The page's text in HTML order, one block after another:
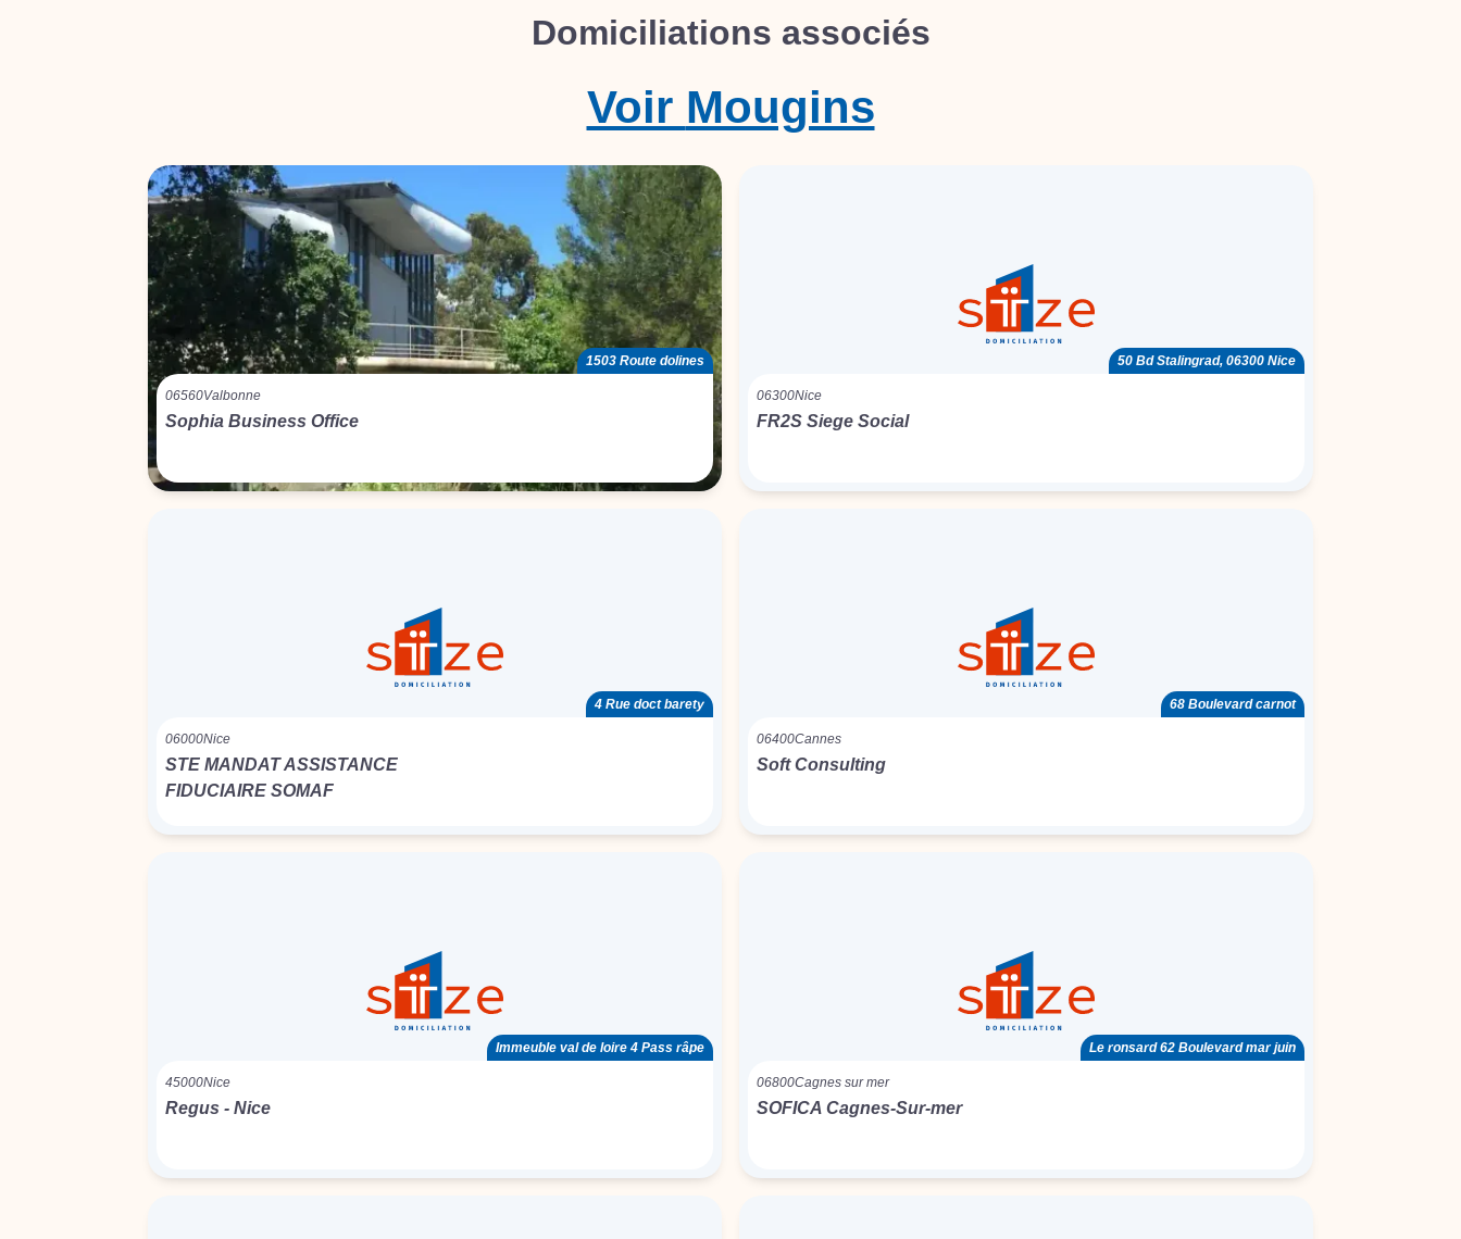
Domiciliations associés
Mougins
Voir
1503 Route dolines
06560Valbonne
Sophia Business Office
50 Bd Stalingrad, 06300 Nice
06300Nice
FR2S Siege Social
4 Rue doct barety
06000Nice
STE MANDAT ASSISTANCE
FIDUCIAIRE SOMAF
68 Boulevard carnot
06400Cannes
Soft Consulting
Immeuble val de loire 4 Pass râpe
45000Nice
Regus - Nice
Le ronsard 62 Boulevard mar juin
06800Cagnes sur mer
SOFICA Cagnes-Sur-mer